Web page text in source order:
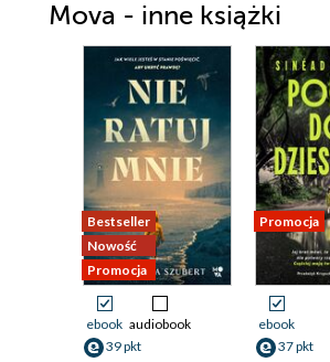
Dzień 1
Rozdział 4
Dzień 2
Rozdział 5
Dzień 3
Rozdział 6
Dzień 4
Rozdział 7
Dzień 5
Rozdział 8
Mova - inne książki
Bestseller
Nowość
Promocja
ebook audiobook
39 pkt
Promocja
ebook
37 pkt